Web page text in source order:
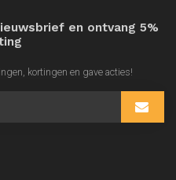
en ontvang 5%
kortingen en gave acties!